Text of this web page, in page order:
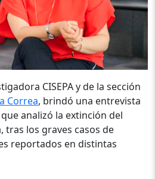
CISEPA y de la sección
Correa, brindó una entrevista
analizó la extinción del
tras los graves casos de
reportados en distintas